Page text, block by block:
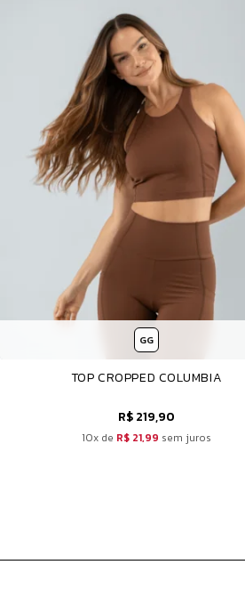
GG
TOP CROPPED COLUMBIA
R$ 219,90
10x de R$ 21,99 sem juros